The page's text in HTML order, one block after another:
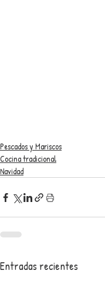
Pescados y Mariscos
Cocina tradicional
Navidad
Entradas recientes